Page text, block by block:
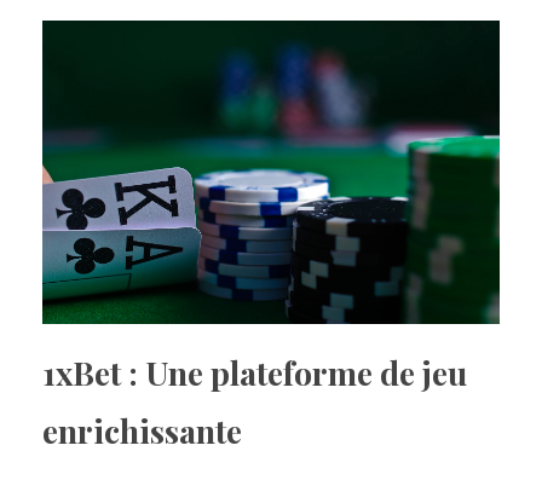
1xBet : Une plateforme de jeu
enrichissante